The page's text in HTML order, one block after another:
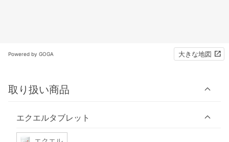
Powered by GOGA 大きな地図
取り扱い商品
エクエルタブレット